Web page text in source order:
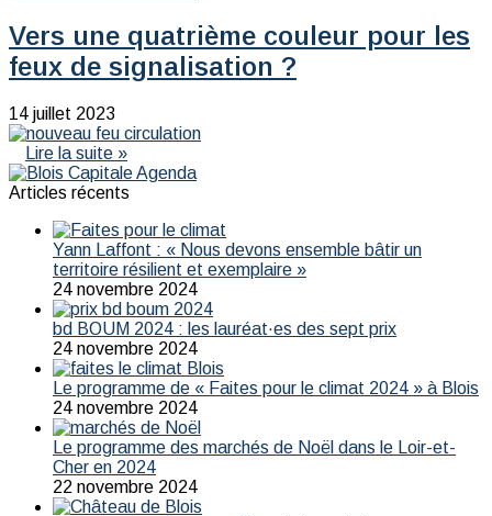
Vers une quatrième couleur pour les
feux de signalisation ?
14 juillet 2023
Lire la suite »
Articles récents
Yann Laffont : « Nous devons ensemble bâtir un
territoire résilient et exemplaire »
24 novembre 2024
bd BOUM 2024 : les lauréat·es des sept prix
24 novembre 2024
Le programme de « Faites pour le climat 2024 » à Blois
24 novembre 2024
Le programme des marchés de Noël dans le Loir-et-
Cher en 2024
22 novembre 2024